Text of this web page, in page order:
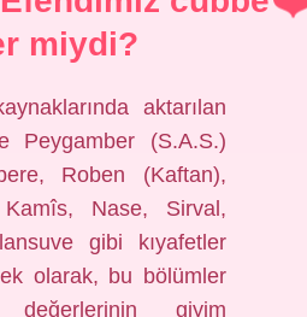
miydi?
aktarılan
Peygamber (S.A.S.)
Roben (Kaftan),
Nase, Sirval,
gibi kıyafetler
olarak, bu bölümler
değerlerinin giyim